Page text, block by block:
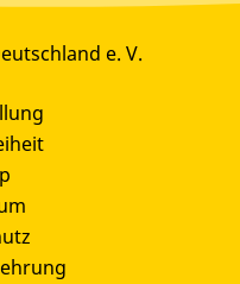
e. V.